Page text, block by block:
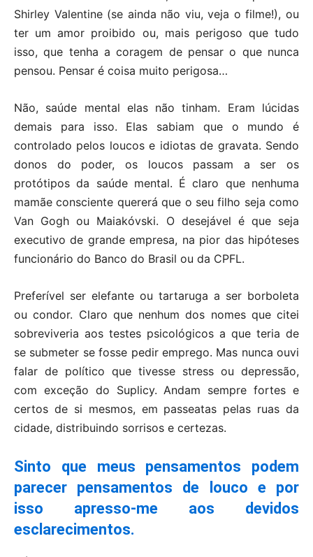
Shirley Valentine (se ainda não viu, veja o filme!), ou
ter um amor proibido ou, mais perigoso que tudo
isso, que tenha a coragem de pensar o que nunca
pensou. Pensar é coisa muito perigosa…
Não, saúde mental elas não tinham. Eram lúcidas
demais para isso. Elas sabiam que o mundo é
controlado pelos loucos e idiotas de gravata. Sendo
donos do poder, os loucos passam a ser os
protótipos da saúde mental. É claro que nenhuma
mamãe consciente quererá que o seu filho seja como
Van Gogh ou Maiakóvski. O desejável é que seja
executivo de grande empresa, na pior das hipóteses
funcionário do Banco do Brasil ou da CPFL.
Preferível ser elefante ou tartaruga a ser borboleta
ou condor. Claro que nenhum dos nomes que citei
sobreviveria aos testes psicológicos a que teria de
se submeter se fosse pedir emprego. Mas nunca ouvi
falar de político que tivesse stress ou depressão,
com exceção do Suplicy. Andam sempre fortes e
certos de si mesmos, em passeatas pelas ruas da
cidade, distribuindo sorrisos e certezas.
Sinto que meus pensamentos podem
parecer pensamentos de louco e por
isso apresso-me aos devidos
esclarecimentos.